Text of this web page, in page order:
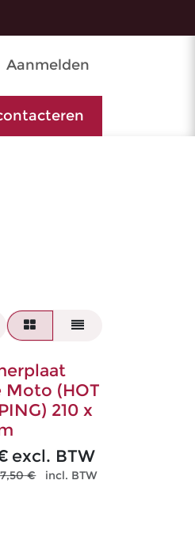
Aanmelden
Moto (HOT
210 x
excl. BTW
€ incl. BTW